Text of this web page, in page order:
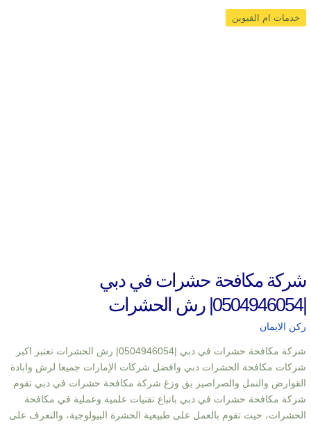
خدمات ام القيوين
شركة مكافحة حشرات في دبي
|0504946054| رش الحشرات
ركن الايمان
شركة مكافحة حشرات في دبي |0504946054| رش الحشرات تعتبر اكبر
شركات مكافحة الحشرات دبي وافضل شركات الإمارات جميعا لرش وابادة
القوارض والنمل والصراصير بق وزغ شركة مكافحة حشرات في دبي تقوم
شركة مكافحة حشرات في دبي باتباع تقنيات علمية وعملية في مكافحة
الحشرات، حيث تقوم بالعمل على طبيعية الحشرة البيولوجية، والتعرف على